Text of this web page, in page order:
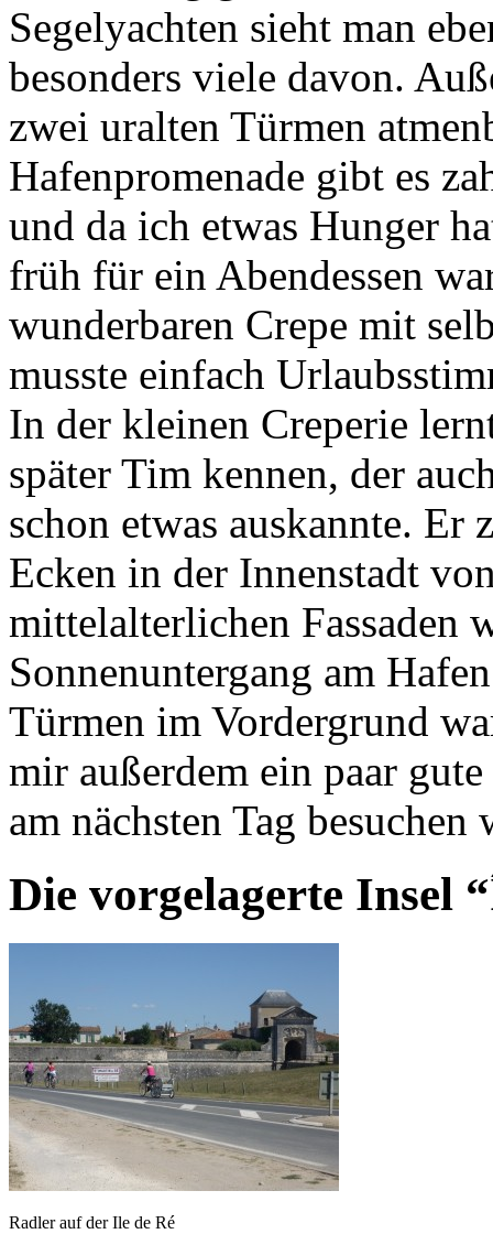
Segelyachten sieht man
besonders viele davon.
zwei uralten Türmen
Hafenpromenade gibt es
und da ich etwas Hunger
früh für ein Abendessen
wunderbaren Crepe mit
musste einfach
In der kleinen Creperie
später Tim kennen, der
schon etwas auskannte.
Ecken in der Innenstadt
mittelalterlichen Fassaden
Sonnenuntergang am
Türmen im Vordergrund
mir außerdem ein paar
am nächsten Tag besuchen
Die vorgelagerte Insel
Radler auf der Ile de Ré